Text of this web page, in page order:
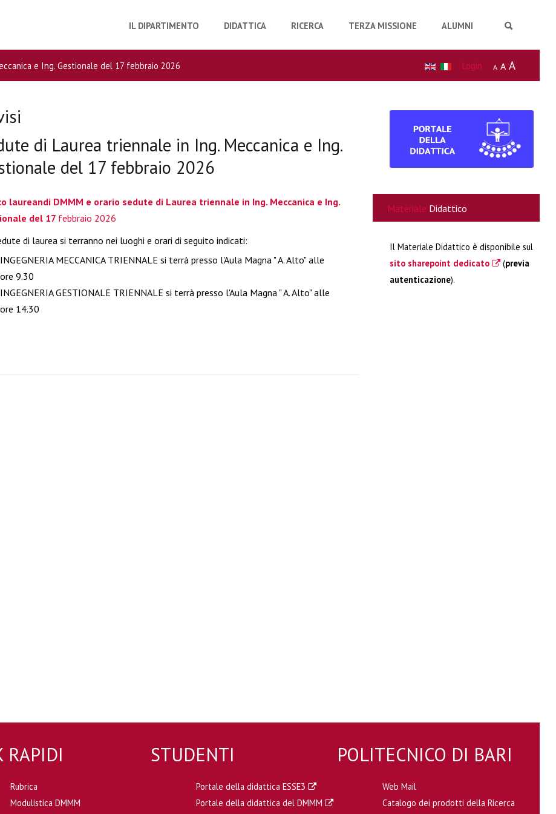
IL DIPARTIMENTO DIDATTICA RICERCA TERZA MISSIONE ALUMNI
e Ing. Gestionale del 17 febbraio 2026 A A A
Login
di Laurea triennale in Ing. Meccanica e Ing.
del 17 febbraio 2026
laureandi DMMM e orario sedute di Laurea triennale in Ing. Meccanica e Ing.
del 17 febbraio 2026
di laurea si terranno nei luoghi e orari di seguito indicati:
INGEGNERIA MECCANICA TRIENNALE si terrà presso l'Aula Magna " A. Alto" alle
ore 9.30
INGEGNERIA GESTIONALE TRIENNALE si terrà presso l'Aula Magna " A. Alto" alle
ore 14.30
Materiale Didattico
Il Materiale Didattico è disponibile sul
sito sharepoint dedicato
(previa
autenticazione).
RAPIDI
Rubrica
Modulistica DMMM
STUDENTI
Portale della didattica ESSE3
Portale della didattica del DMMM
POLITECNICO DI BARI
Web Mail
Catalogo dei prodotti della Ricerca